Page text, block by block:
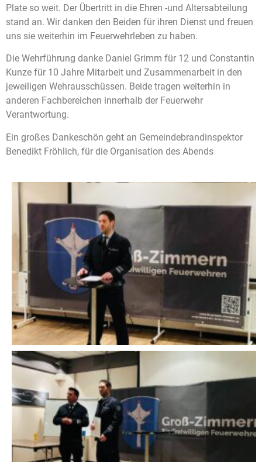
Plate so weit. Der Übertritt in die Ehren -und Altersabteilung
stand an. Wir danken den Beiden für ihren Dienst und freuen
uns sie weiterhin im Feuerwehrleben zu haben.
Die Wehrführung danke Daniel Grimm für 12 und Constantin
Kunze für 10 Jahre Mitarbeit und Zusammenarbeit in den
jeweiligen Wehrausschüssen. Beide tragen weiterhin in
anderen Fachbereichen innerhalb der Feuerwehr
Verantwortung.
Ein großes Dankeschön geht an Gemeindebrandinspektor
Benedikt Fröhlich, für die Organisation des Abends